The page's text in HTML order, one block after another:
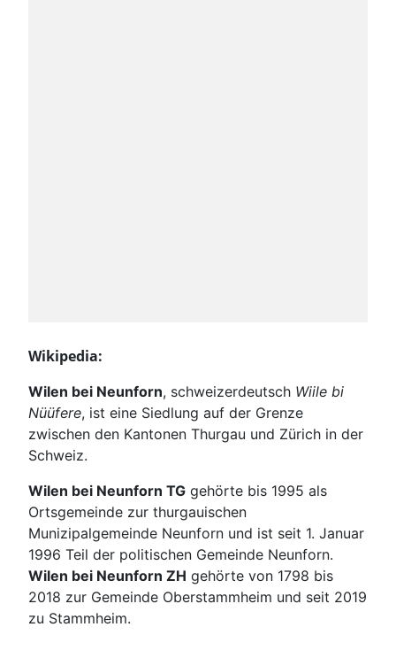
Wikipedia:
Wilen bei Neunforn, schweizerdeutsch Wiile bi
Nüüfere, ist eine Siedlung auf der Grenze
zwischen den Kantonen Thurgau und Zürich in der
Schweiz.
Wilen bei Neunforn TG gehörte bis 1995 als
Ortsgemeinde zur thurgauischen
Munizipalgemeinde Neunforn und ist seit 1. Januar
1996 Teil der politischen Gemeinde Neunforn.
Wilen bei Neunforn ZH gehörte von 1798 bis
2018 zur Gemeinde Oberstammheim und seit 2019
zu Stammheim.